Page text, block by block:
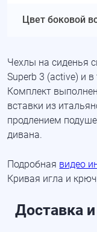
Цвет боковой
Чехлы на сиденья
Superb 3 (active) и
Комплект
вставки из
продлением
дивана.
Подробная видео
Кривая игла и
Доставка